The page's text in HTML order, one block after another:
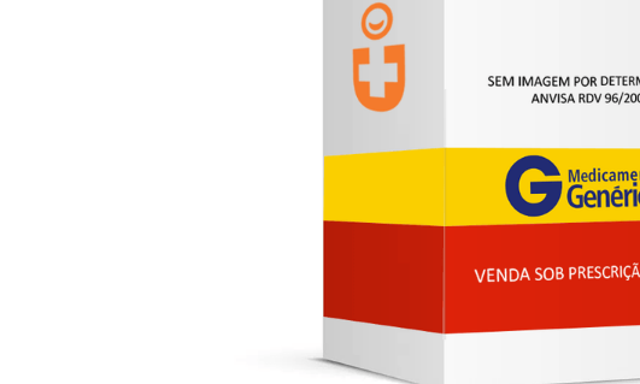
10
fraldas geriátricas